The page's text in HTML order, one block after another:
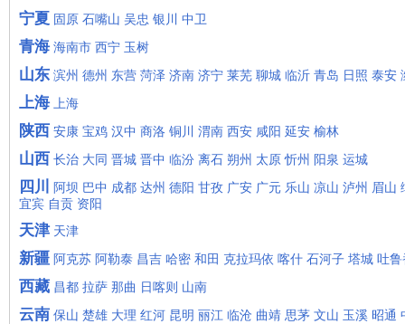
宁夏 固原 石嘴山 吴忠 银川 中卫
青海 海南市 西宁 玉树
山东 滨州 德州 东营 菏泽 济南 济宁 莱芜 聊城 临沂 青岛 日照 泰安
上海 上海
陕西 安康 宝鸡 汉中 商洛 铜川 渭南 西安 咸阳 延安 榆林
山西 长治 大同 晋城 晋中 临汾 离石 朔州 太原 忻州 阳泉 运城
四川 阿坝 巴中 成都 达州 德阳 甘孜 广安 广元 乐山 凉山 泸州 眉山
宜宾 自贡 资阳
天津 天津
新疆 阿克苏 阿勒泰 昌吉 哈密 和田 克拉玛依 喀什 石河子 塔城 吐鲁
西藏 昌都 拉萨 那曲 日喀则 山南
云南 保山 楚雄 大理 红河 昆明 丽江 临沧 曲靖 思茅 文山 玉溪 昭通